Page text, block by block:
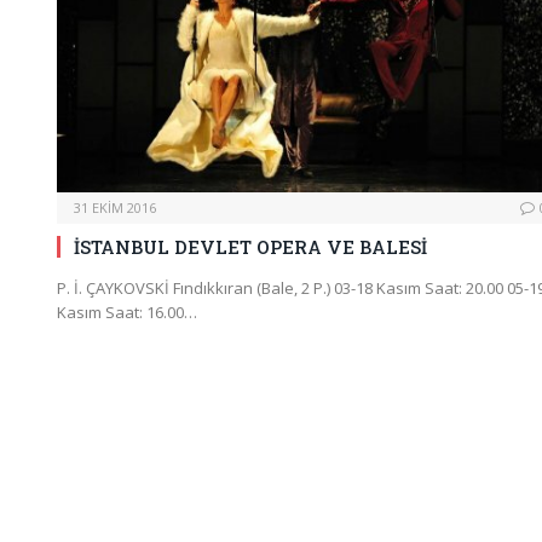
31 EKIM 2016
İSTANBUL DEVLET OPERA VE BALESİ
P. İ. ÇAYKOVSKİ Fındıkkıran (Bale, 2 P.) 03-18 Kasım Saat: 20.00 05-
Kasım Saat: 16.00…